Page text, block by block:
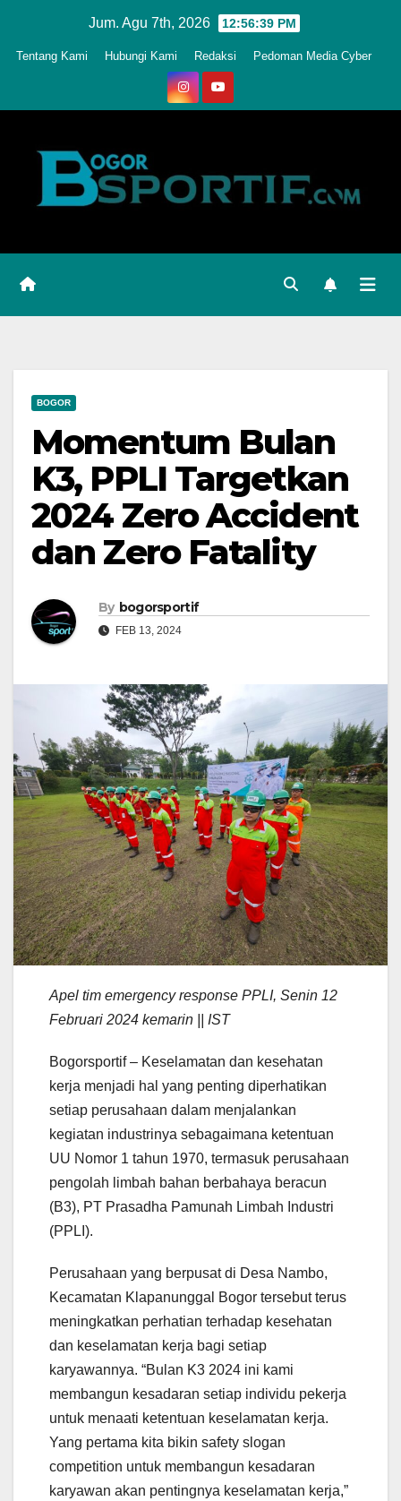
Jum. Agu 7th, 2026 12:56:41 PM
Tentang Kami Hubungi Kami Redaksi Pedoman Media Cyber
BOGOR
Momentum Bulan
K3, PPLI Targetkan
2024 Zero Accident
dan Zero Fatality
By bogorsportif
FEB 13, 2024
Apel tim emergency response PPLI, Senin 12
Februari 2024 kemarin || IST
Bogorsportif – Keselamatan dan kesehatan
kerja menjadi hal yang penting diperhatikan
setiap perusahaan dalam menjalankan
kegiatan industrinya sebagaimana ketentuan
UU Nomor 1 tahun 1970, termasuk perusahaan
pengolah limbah bahan berbahaya beracun
(B3), PT Prasadha Pamunah Limbah Industri
(PPLI).
Perusahaan yang berpusat di Desa Nambo,
Kecamatan Klapanunggal Bogor tersebut terus
meningkatkan perhatian terhadap kesehatan
dan keselamatan kerja bagi setiap
karyawannya. “Bulan K3 2024 ini kami
membangun kesadaran setiap individu pekerja
untuk menaati ketentuan keselamatan kerja.
Yang pertama kita bikin safety slogan
competition untuk membangun kesadaran
karyawan akan pentingnya keselamatan kerja,”